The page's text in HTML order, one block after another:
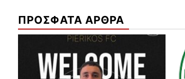
ΠΡΟΣΦΑΤΑ ΑΡΘΡΑ